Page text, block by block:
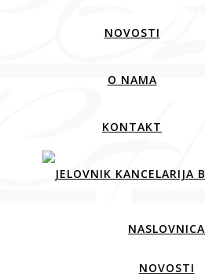
NOVOSTI
O NAMA
KONTAKT
NASLOVNICA
NOVOSTI